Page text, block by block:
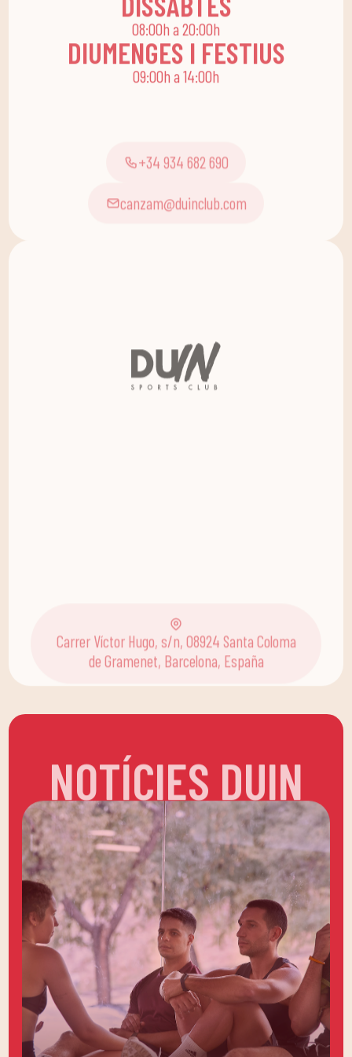
lúdiques i educatives
perquè els petits de
casa gaudeixin sols o en
08:00h a 20:00h
DIUMENGES I FESTIUS
09:00h a 14:00h
canzam@duinclub.com
de Gramenet, Barcelona, España
NOTÍCIES DUIN